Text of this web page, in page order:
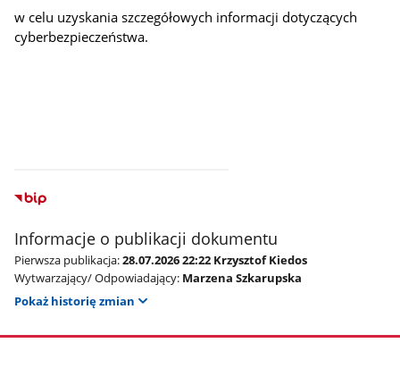
w celu uzyskania szczegółowych informacji dotyczących
cyberbezpieczeństwa.
Informacje o publikacji dokumentu
Pierwsza publikacja:28.07.2026 22:22 Krzysztof Kiedos
Wytwarzający/ Odpowiadający: Marzena Szkarupska
Pokaż historię zmian